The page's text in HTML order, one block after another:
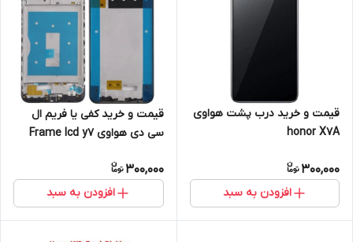
قیمت و خرید درب پشت هواوی
honor X7A
300,000
افزودن به سبد
قیمت و خرید کفی یا فریم ال
سی دی هواوی Frame lcd y7
300,000
افزودن به سبد